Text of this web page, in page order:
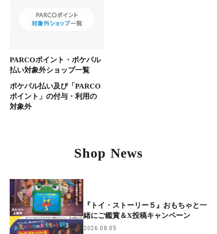
PARCOポイント・ポケパル
払い対象外ショップ一覧
ポケパル払い及び「PARCO
ポイント」の付与・利用の
対象外
Shop News
『トイ・ストーリー５』おもちゃと一
緒にご鑑賞＆X投稿キャンペーン
2026.08.05